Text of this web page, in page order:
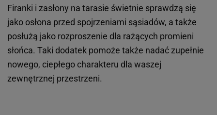
Firanki i zasłony na tarasie świetnie sprawdzą się
jako osłona przed spojrzeniami sąsiadów, a także
posłużą jako rozproszenie dla rażących promieni
słońca. Taki dodatek pomoże także nadać zupełnie
nowego, ciepłego charakteru dla waszej
zewnętrznej przestrzeni.